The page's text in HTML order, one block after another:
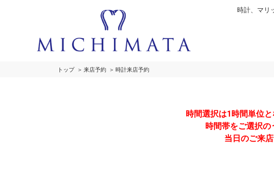
時計、マリ
トップ 来店予約 時計来店予約
時間選択は1時間単位
時間帯をご選択の
当日のご来